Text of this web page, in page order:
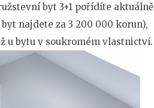
byt 3+1 pořídíte aktuálně
najdete za 3 200 000 korun),
u bytu v soukromém vlastnictví.